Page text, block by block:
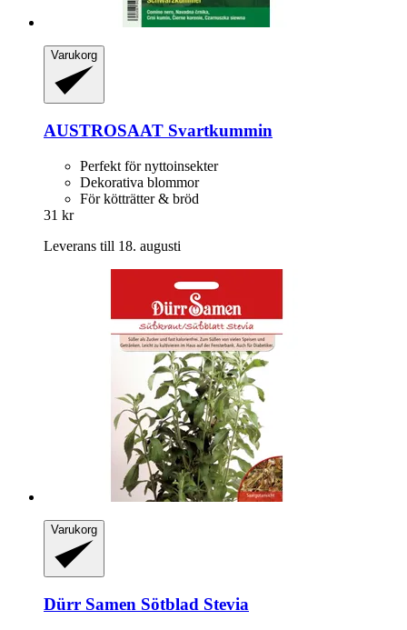
Varukorg
AUSTROSAAT Svartkummin
Perfekt för nyttoinsekter
Dekorativa blommor
För kötträtter & bröd
31 kr
Leverans till 18. augusti
Varukorg
Dürr Samen Sötblad Stevia